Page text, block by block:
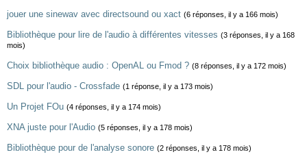
jouer une sinewav avec directsound ou xact (6 réponses, il y a 166 mois)
Bibliothèque pour lire de l'audio à différentes vitesses (3 réponses, il y a 168
mois)
Choix bibliothèque audio : OpenAL ou Fmod ? (8 réponses, il y a 172 mois)
SDL pour l'audio - Crossfade (1 réponse, il y a 173 mois)
Un Projet FOu (4 réponses, il y a 174 mois)
XNA juste pour l'Audio (5 réponses, il y a 178 mois)
Bibliothèque pour de l'analyse sonore (2 réponses, il y a 178 mois)